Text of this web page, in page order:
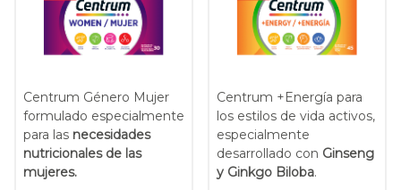
Centrum Género Mujer
formulado especialmente
para las necesidades
nutricionales de las
mujeres.
Centrum +Energía para
los estilos de vida activos,
especialmente
desarrollado con Ginseng
y Ginkgo Biloba.